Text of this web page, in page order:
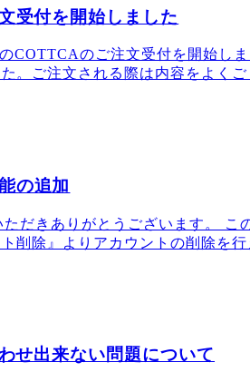
受付を開始しました
COTTCAのご注文受付を開始し
。ご注文される際は内容をよく
の追加
だきありがとうございます。
削除』よりアカウントの削除を
せ出来ない問題について